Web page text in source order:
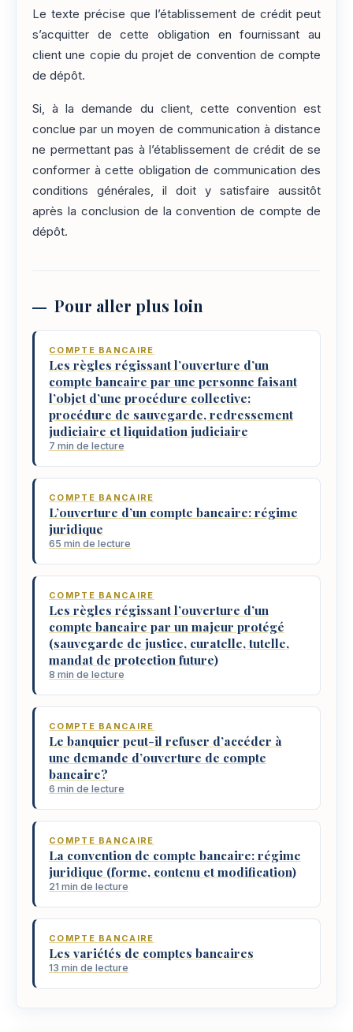
Le texte précise que l’établissement de crédit peut
s’acquitter de cette obligation en fournissant au
client une copie du projet de convention de compte
de dépôt.
Si, à la demande du client, cette convention est
conclue par un moyen de communication à distance
ne permettant pas à l’établissement de crédit de se
conformer à cette obligation de communication des
conditions générales, il doit y satisfaire aussitôt
après la conclusion de la convention de compte de
dépôt.
Pour aller plus loin
COMPTE BANCAIRE
Les règles régissant l’ouverture d’un
compte bancaire par une personne faisant
l’objet d’une procédure collective:
procédure de sauvegarde, redressement
judiciaire et liquidation judiciaire
7 min de lecture
COMPTE BANCAIRE
L’ouverture d’un compte bancaire: régime
juridique
65 min de lecture
COMPTE BANCAIRE
Les règles régissant l’ouverture d’un
compte bancaire par un majeur protégé
(sauvegarde de justice, curatelle, tutelle,
mandat de protection future)
8 min de lecture
COMPTE BANCAIRE
Le banquier peut-il refuser d’accéder à
une demande d’ouverture de compte
bancaire?
6 min de lecture
COMPTE BANCAIRE
La convention de compte bancaire: régime
juridique (forme, contenu et modification)
21 min de lecture
COMPTE BANCAIRE
Les variétés de comptes bancaires
13 min de lecture